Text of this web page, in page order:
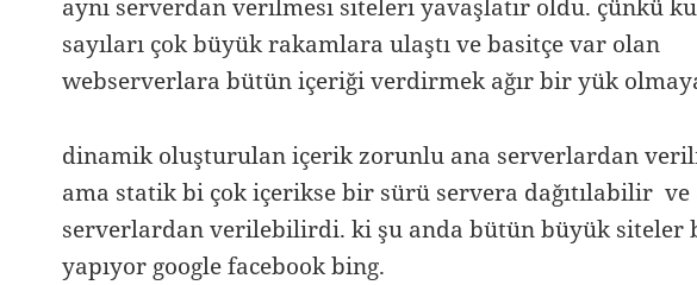
aynı serverdan verilmesi siteleri yavaşlatır oldu. çünkü
sayıları çok büyük rakamlara ulaştı ve basitçe var olan
webserverlara bütün içeriği verdirmek ağır bir yük
dinamik oluşturulan içerik zorunlu ana serverlardan
ama statik bi çok içerikse bir sürü servera dağıtılabilir ve
serverlardan verilebilirdi. ki şu anda bütün büyük siteler
yapıyor google facebook bing.